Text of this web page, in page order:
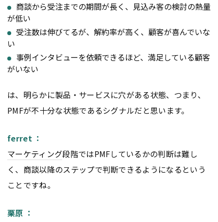
商談から受注までの期間が長く、見込み客の検討の熱量
が低い
受注数は伸びてるが、解約率が高く、顧客が喜んでいな
い
事例インタビューを依頼できるほど、満足している顧客
がいない
は、明らかに製品・サービスに穴がある状態、つまり、
PMFが不十分な状態であるシグナルだと思います。
ferret ：
マーケティング段階ではPMFしているかの判断は難し
く、商談以降のステップで判断できるようになるという
ことですね。
栗原 ：